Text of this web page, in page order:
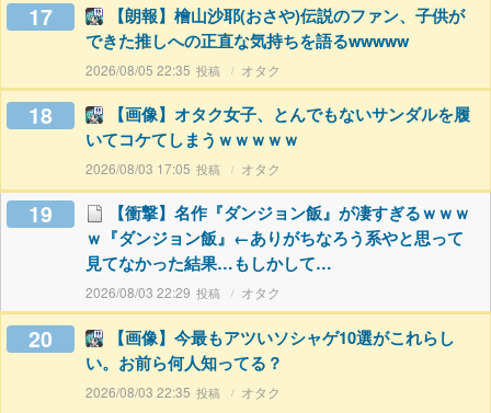
17
【朗報】檜山沙耶(おさや)伝説のファン、子供が
できた推しへの正直な気持ちを語るwwwww
2026/08/05 22:35 オタク
18
【画像】オタク女子、とんでもないサンダルを履
いてコケてしまうｗｗｗｗｗ
2026/08/03 17:05 オタク
19
【衝撃】名作『ダンジョン飯』が凄すぎるｗｗｗ
ｗ『ダンジョン飯』←ありがちなろう系やと思って
見てなかった結果…もしかして…
2026/08/03 22:29 オタク
20
【画像】今最もアツいソシャゲ10選がこれらし
い。お前ら何人知ってる？
2026/08/03 22:35 オタク